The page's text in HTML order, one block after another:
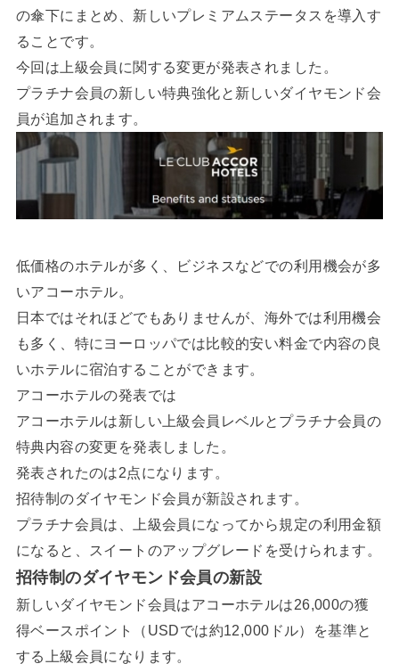
の傘下にまとめ、新しいプレミアムステータスを導入す
ることです。
今回は上級会員に関する変更が発表されました。
プラチナ会員の新しい特典強化と新しいダイヤモンド会
員が追加されます。
低価格のホテルが多く、ビジネスなどでの利用機会が多
いアコーホテル。
日本ではそれほどでもありませんが、海外では利用機会
も多く、特にヨーロッパでは比較的安い料金で内容の良
いホテルに宿泊することができます。
アコーホテルの発表では
アコーホテルは新しい上級会員レベルとプラチナ会員の
特典内容の変更を発表しました。
発表されたのは2点になります。
招待制のダイヤモンド会員が新設されます。
プラチナ会員は、上級会員になってから規定の利用金額
になると、スイートのアップグレードを受けられます。
招待制のダイヤモンド会員の新設
新しいダイヤモンド会員はアコーホテルは26,000の獲
得ベースポイント（USDでは約12,000ドル）を基準と
する上級会員になります。